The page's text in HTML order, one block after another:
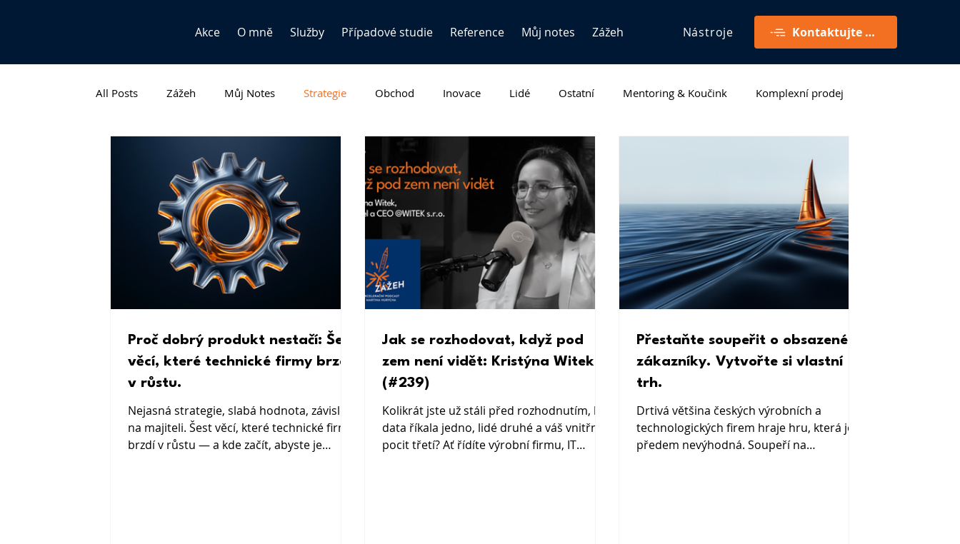
Nástroje Kontaktujte mě
Akce O mně Služby Případové studie Reference Můj notes Zážeh
All Posts Zážeh Můj Notes Strategie Obchod Inovace Lidé Ostatní Mentoring & Koučink Komplexní prodej
Proč dobrý produkt nestačí: Šest
věcí, které technické firmy brzdí
v růstu.
Nejasná strategie, slabá hodnota, závislost
na majiteli. Šest věcí, které technické firmy
brzdí v růstu — a kde začít, abyste je
Jak se rozhodovat, když pod
zem není vidět: Kristýna Witek
(#239)
Kolikrát jste už stáli před rozhodnutím, kdy
data říkala jedno, lidé druhé a váš vnitřní
pocit třetí? Ať řídíte výrobní firmu, IT
Přestaňte soupeřit o obsazené
zákazníky. Vytvořte si vlastní
trh.
Drtivá většina českých výrobních a
technologických firem hraje hru, která je
předem nevýhodná. Soupeří na